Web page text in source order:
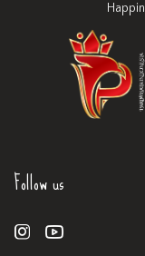
Follow us